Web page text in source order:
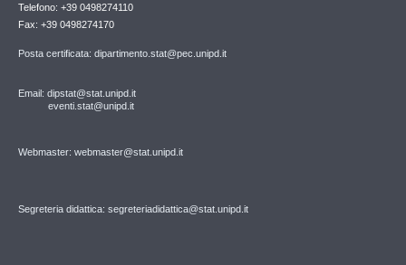
Telefono: +39 0498274110
Fax: +39 0498274170
Posta certificata: dipartimento.stat@pec.unipd.it
Email: dipstat@stat.unipd.it
eventi.stat@unipd.it
Webmaster: webmaster@stat.unipd.it
Segreteria didattica: segreteriadidattica@stat.unipd.it